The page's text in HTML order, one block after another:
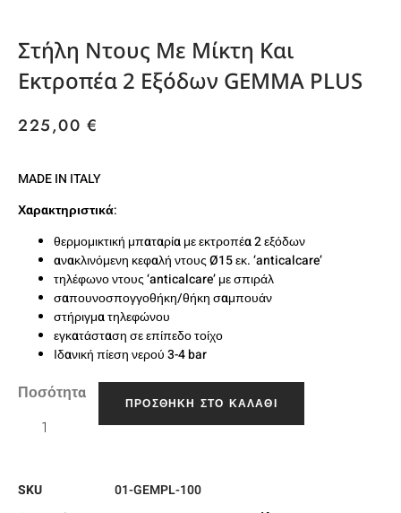
Στήλη Ντους Με Μίκτη Και
Εκτροπέα 2 Εξόδων GEMMA PLUS
225,00€
MADE IN ITALY
Χαρακτηριστικά:
θερμομικτική μπαταρία με εκτροπέα 2 εξόδων
ανακλινόμενη κεφαλή ντους Ø15 εκ. ‘anticalcare’
τηλέφωνο ντους ‘anticalcare’ με σπιράλ
σαπουνοσπογγοθήκη/θήκη σαμπουάν
στήριγμα τηλεφώνου
εγκατάσταση σε επίπεδο τοίχο
Ιδανική πίεση νερού 3-4 bar
Ποσότητα ΠΡΟΣΘΉΚΗ ΣΤΟ ΚΑΛΆΘΙ
SKU
01-GEMPL-100